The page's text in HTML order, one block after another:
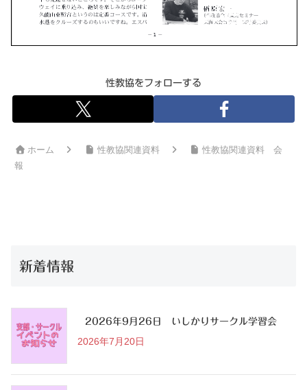
性教協をフォローする
ホーム 性教協関連資料
性教協関連資料 会
報
新着情報
2026年9月26日 いしかりサークル学習会
2026年7月20日